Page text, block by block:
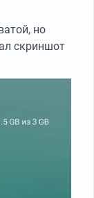
но
скриншот